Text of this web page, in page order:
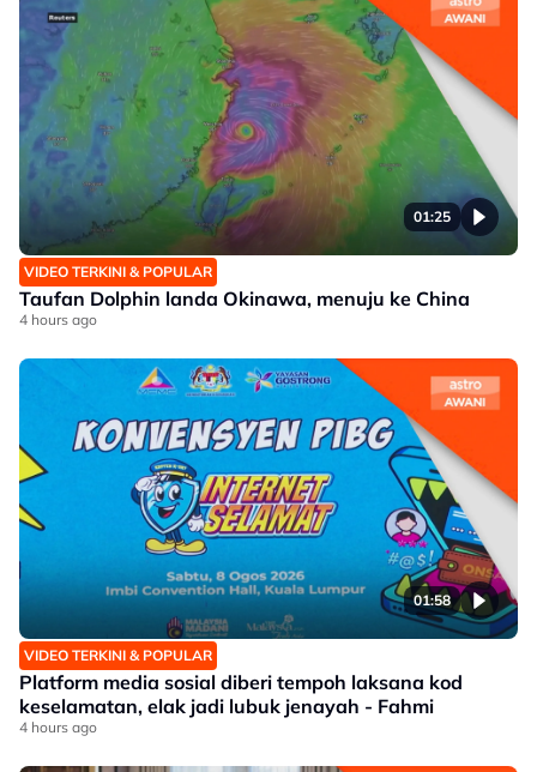
01:25
VIDEO TERKINI & POPULAR
Taufan Dolphin landa Okinawa, menuju ke China
4 hours ago
01:58
VIDEO TERKINI & POPULAR
Platform media sosial diberi tempoh laksana kod
keselamatan, elak jadi lubuk jenayah - Fahmi
4 hours ago